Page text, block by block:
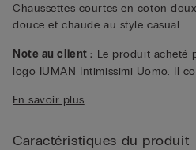
Chaussettes courtes en coton
douce et chaude au style casual.
Note au client : Le produit acheté
logo IUMAN Intimissimi Uomo. Il
celui présenté sur cette page.
En savoir plus
Caractéristiques du produit